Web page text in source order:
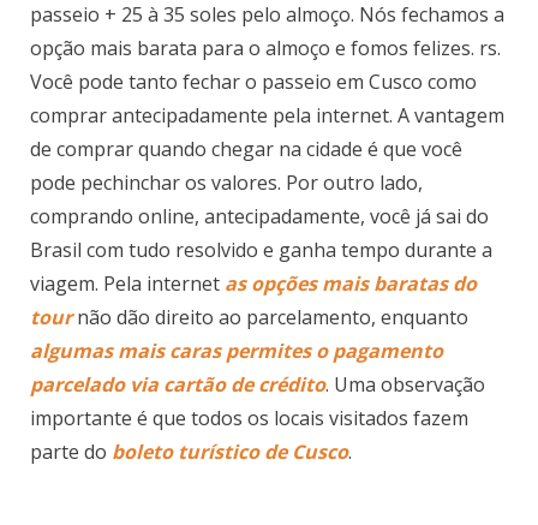
passeio + 25 à 35 soles pelo almoço. Nós fechamos a
opção mais barata para o almoço e fomos felizes. rs.
Você pode tanto fechar o passeio em Cusco como
comprar antecipadamente pela internet. A vantagem
de comprar quando chegar na cidade é que você
pode pechinchar os valores. Por outro lado,
comprando online, antecipadamente, você já sai do
Brasil com tudo resolvido e ganha tempo durante a
viagem. Pela internet as opções mais baratas do
tournão dão direito ao parcelamento, enquanto
algumas mais caras permites o pagamento
parcelado via cartão de crédito. Uma observação
importante é que todos os locais visitados fazem
parte do boleto turístico de Cusco.